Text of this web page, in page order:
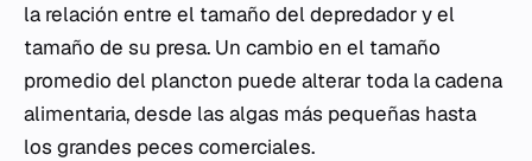
la relación entre el tamaño del depredador y el
tamaño de su presa. Un cambio en el tamaño
promedio del plancton puede alterar toda la cadena
alimentaria, desde las algas más pequeñas hasta
los grandes peces comerciales.